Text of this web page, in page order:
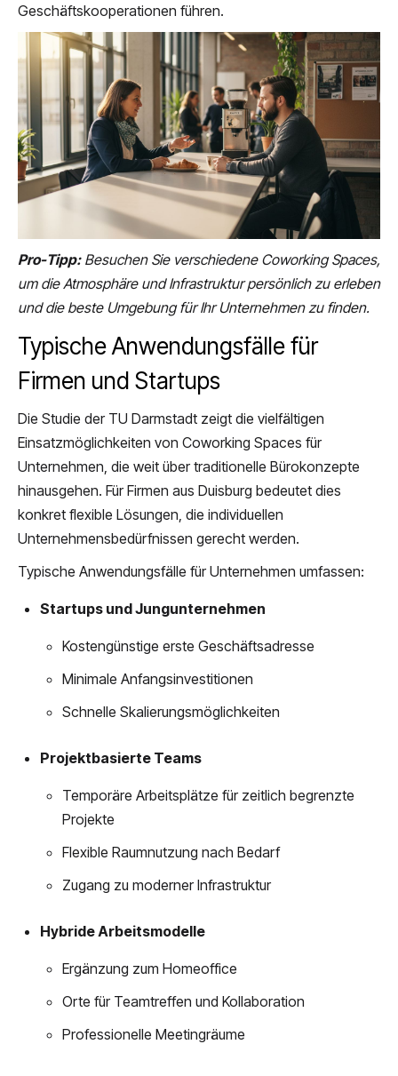
Geschäftskooperationen führen.
Pro-Tipp: Besuchen Sie verschiedene Coworking Spaces,
um die Atmosphäre und Infrastruktur persönlich zu erleben
und die beste Umgebung für Ihr Unternehmen zu finden.
Typische Anwendungsfälle für
Firmen und Startups
Die Studie der TU Darmstadt zeigt die vielfältigen
Einsatzmöglichkeiten von Coworking Spaces für
Unternehmen, die weit über traditionelle Bürokonzepte
hinausgehen. Für Firmen aus Duisburg bedeutet dies
konkret flexible Lösungen, die individuellen
Unternehmensbedürfnissen gerecht werden.
Typische Anwendungsfälle für Unternehmen umfassen:
Startups und Jungunternehmen
Kostengünstige erste Geschäftsadresse
Minimale Anfangsinvestitionen
Schnelle Skalierungsmöglichkeiten
Projektbasierte Teams
Temporäre Arbeitsplätze für zeitlich begrenzte
Projekte
Flexible Raumnutzung nach Bedarf
Zugang zu moderner Infrastruktur
Hybride Arbeitsmodelle
Ergänzung zum Homeoffice
Orte für Teamtreffen und Kollaboration
Professionelle Meetingräume